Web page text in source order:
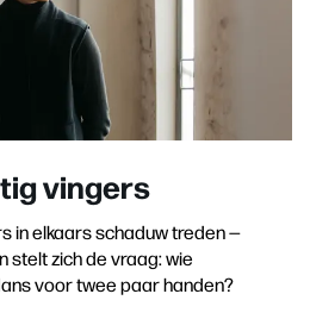
vingers
in elkaars schaduw treden —
stelt zich de vraag: wie
voor twee paar handen?